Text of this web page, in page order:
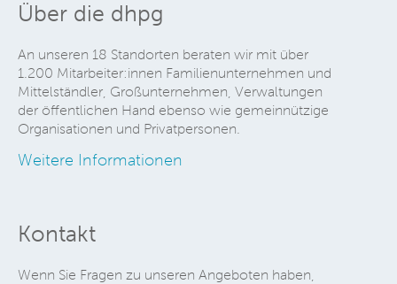
Über die dhpg
An unseren 18 Standorten beraten wir mit über
1.200 Mitarbeiter:innen Familienunternehmen und
Mittelständler, Großunternehmen, Verwaltungen
der öffentlichen Hand ebenso wie gemeinnützige
Organisationen und Privatpersonen.
Weitere Informationen
Kontakt
Wenn Sie Fragen zu unseren Angeboten haben,